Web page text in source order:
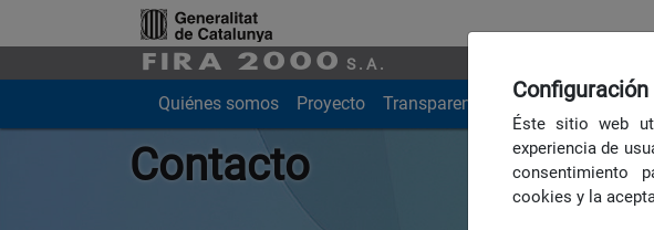
Saltar al contenido principal
Fira 2000 S.A.
Quiénes somos Proyecto Transparencia y buen Gobierno
Contacto
Éste sitio web
experiencia de
consentimiento
cookies y la